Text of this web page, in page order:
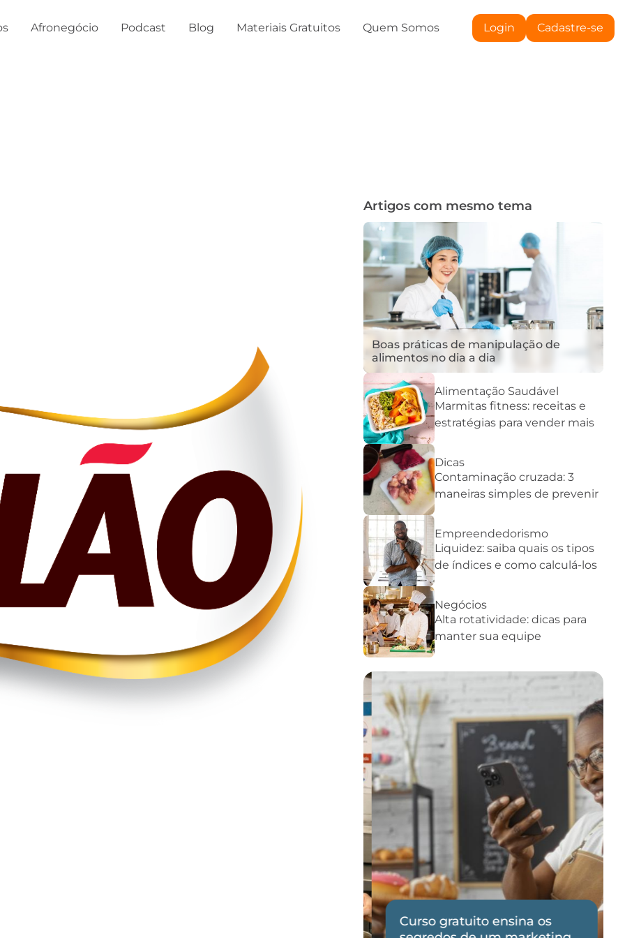
Afronegócio Podcast Blog Materiais Gratuitos Quem Somos Login Cadastre-se
Artigos com mesmo tema
Boas práticas de manipulação de
alimentos no dia a dia
Alimentação Saudável
Marmitas fitness: receitas e
estratégias para vender mais
Dicas
Contaminação cruzada: 3
maneiras simples de prevenir
Empreendedorismo
Liquidez: saiba quais os tipos
de índices e como calculá-los
Negócios
Alta rotatividade: dicas para
manter sua equipe
Curso gratuito ensina os